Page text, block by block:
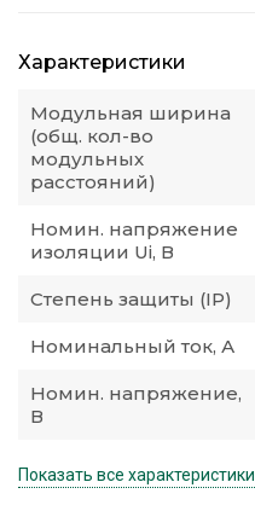
Характеристики
Модульная ширина
(общ. кол-во
модульных
расстояний)
Номин. напряжение
изоляции Ui, В
Степень защиты (IP)
Номинальный ток, А
Номин. напряжение,
В
Показать все характеристики